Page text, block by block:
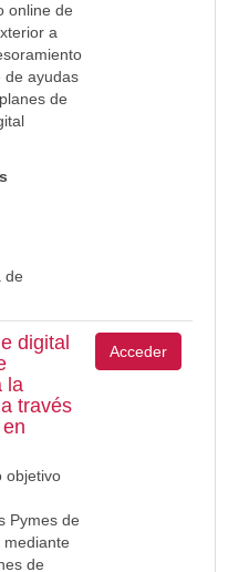
online de
a
de ayudas
de
de
digital
la
través
objetivo
Pymes de
mediante
de
Acceder